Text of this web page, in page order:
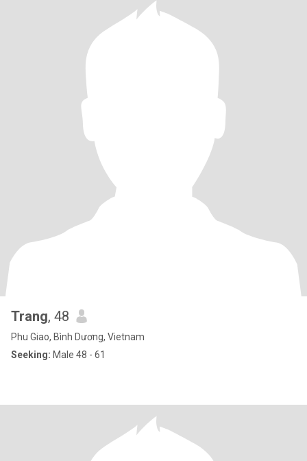
Trang, 48
Phu Giao, Bình Dương, Vietnam
Seeking: Male 48 - 61